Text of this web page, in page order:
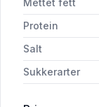
Protein
Salt
Sukkerarter